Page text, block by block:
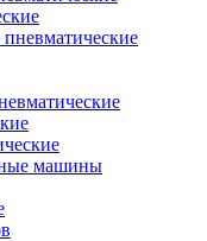
пневматические
машины